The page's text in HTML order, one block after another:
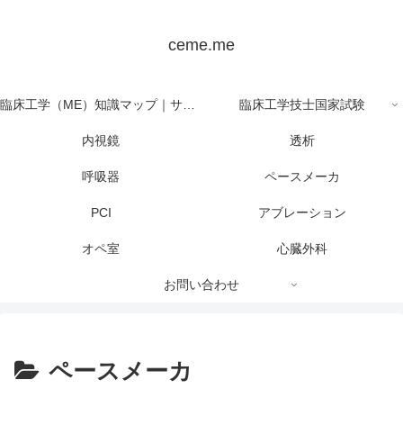
ceme.me
臨床工学（ME）知識マップ｜サイト全体の目次 臨床工学技士国家試験
内視鏡 透析
呼吸器 ペースメーカ
PCI アブレーション
オペ室 心臓外科
お問い合わせ
ペースメーカ